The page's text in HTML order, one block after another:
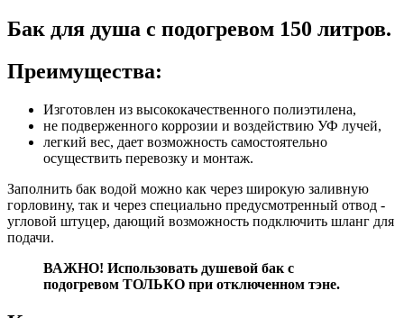
Бак для душа с подогревом 150 литров.
Преимущества:
Изготовлен из высококачественного полиэтилена,
не подверженного коррозии и воздействию УФ лучей,
легкий вес, дает возможность самостоятельно
осуществить перевозку и монтаж.
Заполнить бак водой можно как через широкую заливную
горловину, так и через специально предусмотренный отвод -
угловой штуцер, дающий возможность подключить шланг для
подачи.
ВАЖНО! Использовать душевой бак с
подогревом ТОЛЬКО при отключенном тэне.